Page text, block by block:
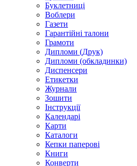
Буклетниці
Воблери
Газети
Гарантійні талони
Грамоти
Дипломи (Друк)
Дипломи (обкладинки)
Диспенсери
Етикетки
Журнали
Зошити
Інструкції
Календарі
Карти
Каталоги
Кепки паперові
Книги
Конверти